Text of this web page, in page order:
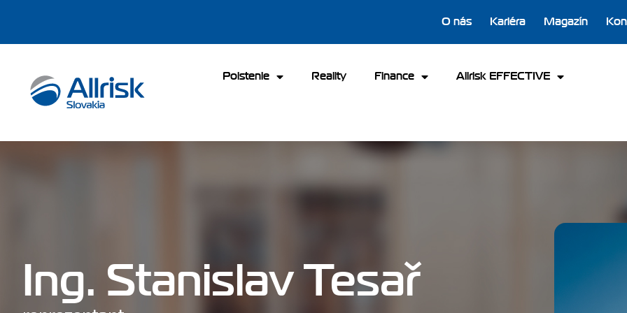
O nás Kariéra Magazín
Poistenie Reality Finance Allrisk EFFECTIVE
Ing. Stanislav Tesař